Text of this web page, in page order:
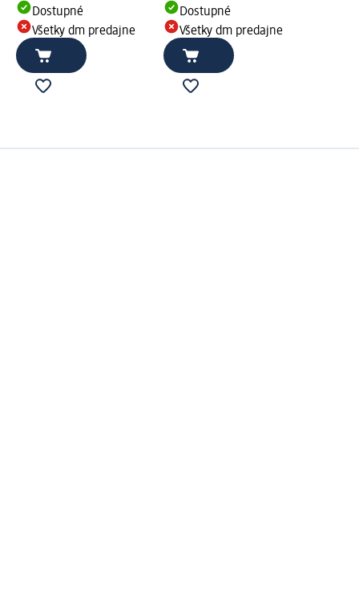
Dostupné
Všetky dm predajne
Dostupné
Všetky dm predajne